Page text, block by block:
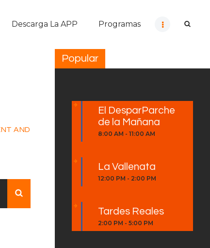
Descarga La APP Programas
AND
Popular
El DesparParche
de la Mañana
8:00 AM -11:00 AM
La Vallenata
12:00 PM - 2:00 PM
Tardes Reales
2:00 PM -5:00 PM